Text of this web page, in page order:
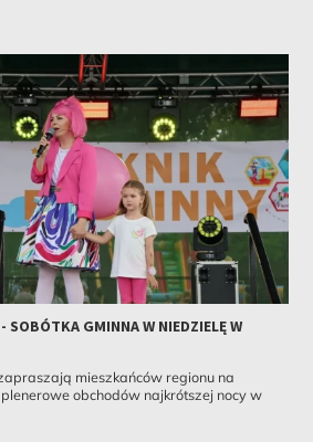
SOBÓTKA GMINNA W NIEDZIELĘ W
mieszkańców regionu na
obchodów najkrótszej nocy w